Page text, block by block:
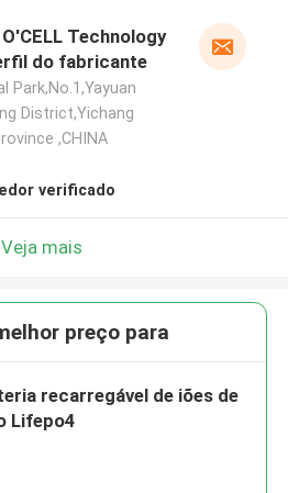
Technology
do fabricante
Park,No.1,Yayuan
District,Yichang
,CHINA
verificado
Veja mais
preço para
recarregável de iões de
Lifepo4